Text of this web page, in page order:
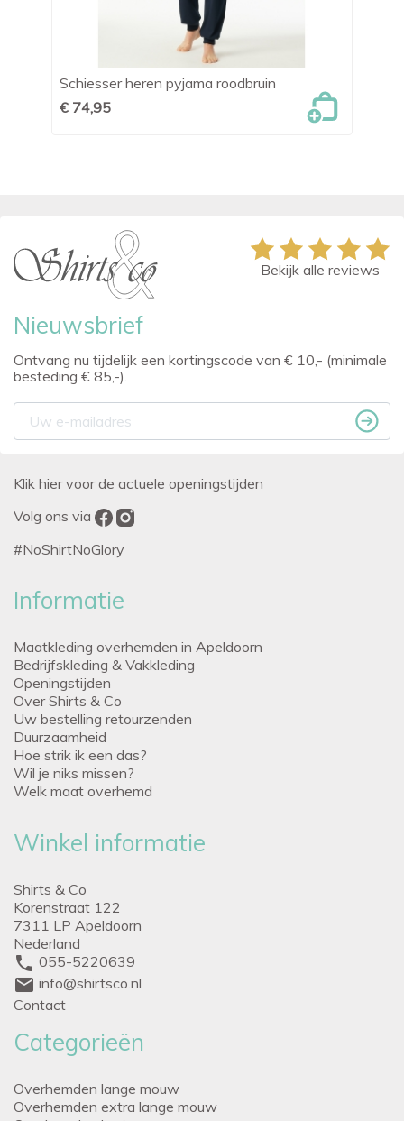
Schiesser heren pyjama roodbruin
€ 74,95
Nieuwsbrief
Ontvang nu tijdelijk een kortingscode van € 10,- (minimale
besteding € 85,-).
Bekijk alle reviews
Klik hier voor de actuele openingstijden
Volg ons via
#NoShirtNoGlory
Informatie
Maatkleding overhemden in Apeldoorn
Bedrijfskleding & Vakkleding
Openingstijden
Over Shirts & Co
Uw bestelling retourzenden
Duurzaamheid
Hoe strik ik een das?
Wil je niks missen?
Welk maat overhemd
Winkel informatie
Shirts & Co
Korenstraat 122
7311 LP Apeldoorn
Nederland
phone 055-5220639
mail info@shirtsco.nl
Contact
Categorieën
Overhemden lange mouw
Overhemden extra lange mouw